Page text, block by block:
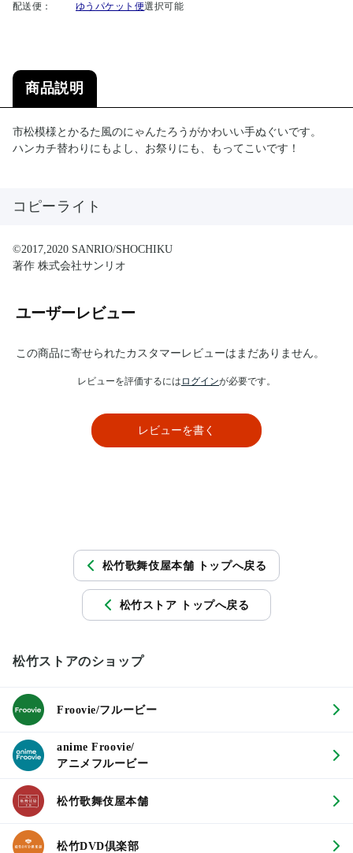
配送便：
ゆうパケット便選択可能
商品説明
市松模様とかるた風のにゃんたろうがかわいい手ぬぐいです。
ハンカチ替わりにもよし、お祭りにも、もってこいです！
コピーライト
©2017,2020 SANRIO/SHOCHIKU
著作 株式会社サンリオ
ユーザーレビュー
この商品に寄せられたカスタマーレビューはまだありません。
レビューを評価するには ログインが必要です。
レビューを書く
松竹歌舞伎屋本舗 トップへ戻る
松竹ストア トップへ戻る
松竹ストアのショップ
Froovie/フルービー
anime Froovie/
アニメフルービー
松竹歌舞伎屋本舗
松竹DVD倶楽部